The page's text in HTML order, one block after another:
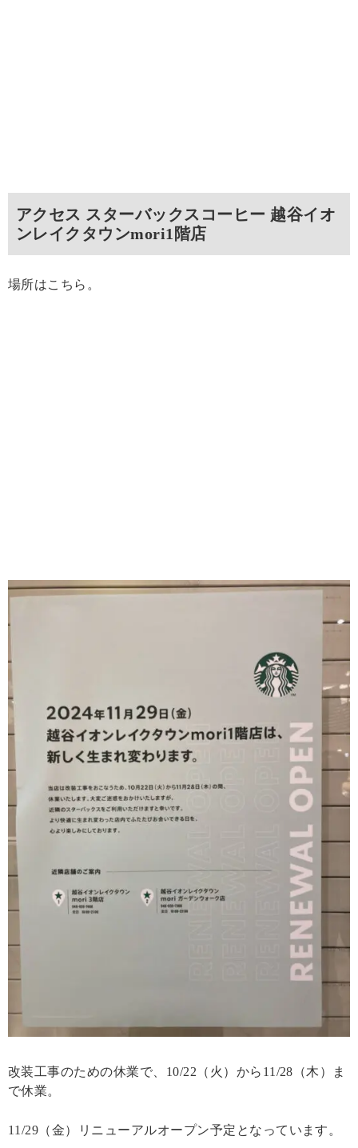
アクセス スターバックスコーヒー 越谷イオ
ンレイクタウンmori1階店
場所はこちら。
改装工事のための休業で、10/22（火）から11/28（木）ま
で休業。
11/29（金）リニューアルオープン予定となっています。